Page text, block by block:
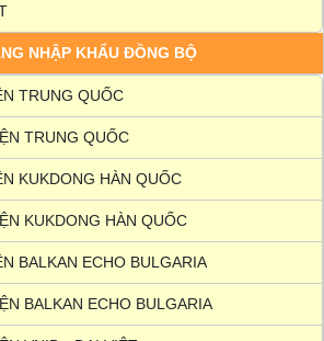
NHẬP KHẨU ĐỒNG BỘ
TRUNG QUỐC
TRUNG QUỐC
KUKDONG HÀN QUỐC
KUKDONG HÀN QUỐC
BALKAN ECHO BULGARIA
BALKAN ECHO BULGARIA